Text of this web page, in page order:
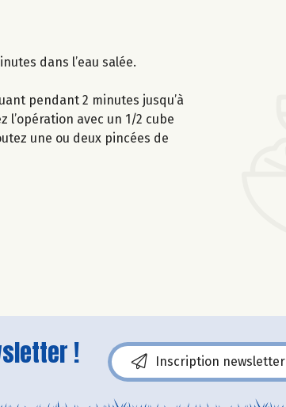
dans l’eau salée.
pendant 2 minutes jusqu’à
l’opération avec un 1/2 cube
une ou deux pincées de
! Inscription newsletter